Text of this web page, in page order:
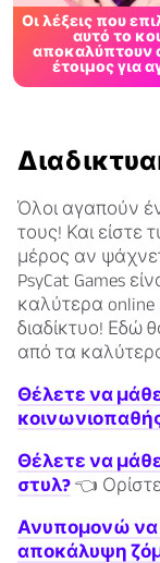
Οι λέξεις που
αυτό το
αποκαλύπτουν
έτοιμος για
Όλοι αγαπούν
τους! Και είστε
μέρος αν
PsyCat Games
καλύτερα online
διαδίκτυο! Εδώ
από τα
Θέλετε να
Θέλετε να
στυλ? 👈
Ανυπομονώ να
αποκάλυψη